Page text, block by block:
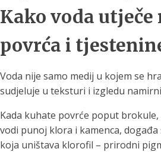
Kako voda
povrća i
Voda nije samo medij u kojem se
sudjeluje u teksturi i izgledu
Kada kuhate povrće poput
vodi punoj klora i kamenca, događa
koja uništava klorofil – prirodni